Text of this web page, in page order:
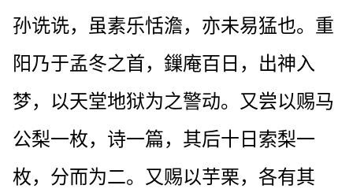
孙诜诜，虽素乐恬澹，亦未易猛也。重
阳乃于孟冬之首，鏁庵百日，出神入
梦，以天堂地狱为之警动。又尝以赐马
公梨一枚，诗一篇，其后十日索梨一
枚，分而为二。又赐以芋栗，各有其